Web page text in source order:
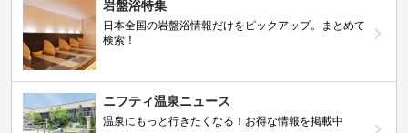
岩盤浴特集
日本全国の岩盤浴情報だけをピックアップ。まとめて
検索！
ニフティ温泉ニュース
温泉にもっと行きたくなる！お得な情報を掲載中